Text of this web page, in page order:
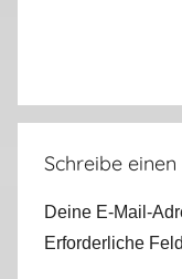
Schreibe
Deine E-Mail-
Erforderliche